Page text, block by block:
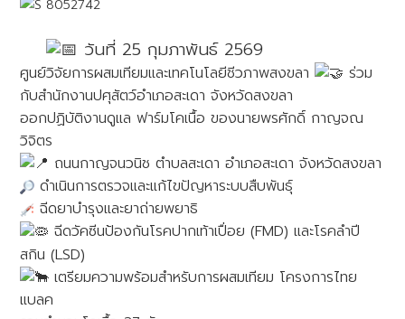
วันที่ 25 กุมภาพันธ์ 2569
ศูนย์วิจัยการผสมเทียมและเทคโนโลยีชีวภาพสงขลา
ร่วม
กับสำนักงานปศุสัตว์อำเภอสะเดา จังหวัดสงขลา
ออกปฏิบัติงานดูแล ฟาร์มโคเนื้อ ของนายพรศักดิ์ กาญจณ
วิจิตร
ถนนกาญจนวนิช ตำบลสะเดา อำเภอสะเดา จังหวัดสงขลา
ดำเนินการตรวจและแก้ไขปัญหาระบบสืบพันธุ์
ฉีดยาบำรุงและยาถ่ายพยาธิ
ฉีดวัคซีนป้องกันโรคปากเท้าเปื่อย (FMD) และโรคลำปี
สกิน (LSD)
เตรียมความพร้อมสำหรับการผสมเทียม โครงการไทย
แบลค